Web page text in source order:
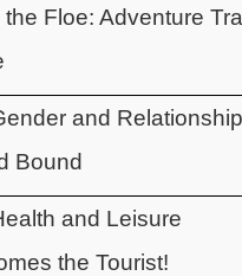
the Floe: Adventure
and
Bound
and Leisure
the Tourist!